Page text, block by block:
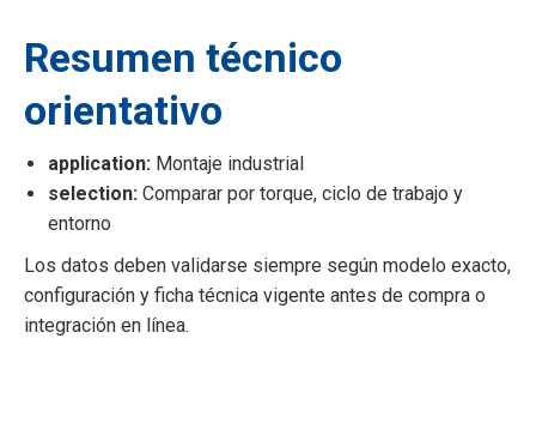
Resumen técnico
orientativo
application: Montaje industrial
selection: Comparar por torque, ciclo de trabajo y
entorno
Los datos deben validarse siempre según modelo exacto,
configuración y ficha técnica vigente antes de compra o
integración en línea.